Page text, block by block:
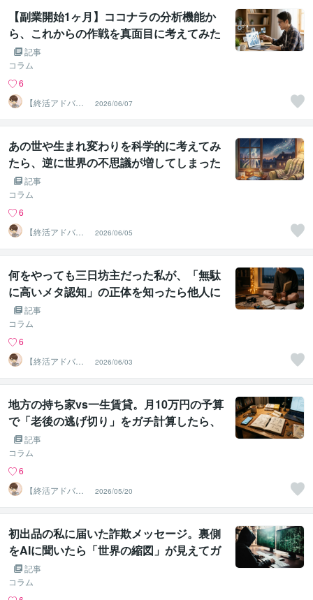
【副業開始1ヶ月】ココナラの分析機能か
ら、これからの作戦を真面目に考えてみた
話 記事
コラム
6
【終活アドバイ
ザー・雑談】せ
いお
2026/06/07
あの世や生まれ変わりを科学的に考えてみ
たら、逆に世界の不思議が増してしまった
話 記事
コラム
6
【終活アドバイ
ザー・雑談】せ
いお
2026/06/05
何をやっても三日坊主だった私が、「無駄
に高いメタ認知」の正体を知ったら他人に
優しくなれた話
記事
コラム
6
【終活アドバイ
ザー・雑談】せ
いお
2026/06/03
地方の持ち家vs一生賃貸。月10万円の予算
で「老後の逃げ切り」をガチ計算したら、
AIと大喧嘩して最高の答えが見つかった
話。
記事
コラム
6
【終活アドバイ
ザー・雑談】せ
いお
2026/05/20
初出品の私に届いた詐欺メッセージ。裏側
をAIに聞いたら「世界の縮図」が見えてガ
チで難しかった話
記事
コラム